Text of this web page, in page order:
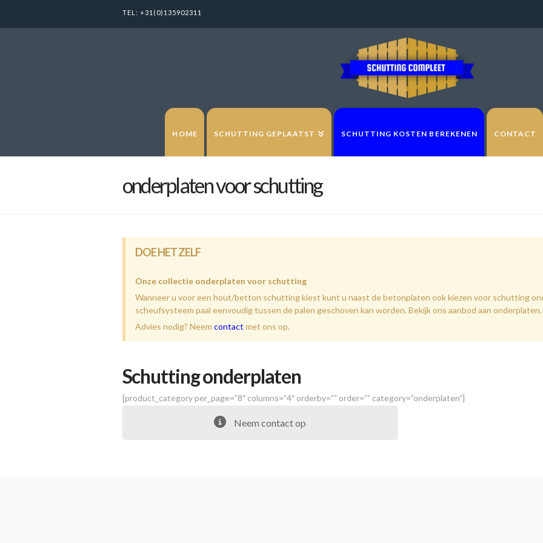
TEL: +31(0)135902311
HOME SCHUTTING GEPLAATST SCHUTTING KOSTEN BEREKENEN CONTACT
onderplaten voor schutting
DOE HET ZELF
Onze collectie onderplaten voor schutting
Wanneer u voor een hout/betton schutting kiest kunt u naast de betonplaten ook kiezen voor schutting
scheufsysteem paal eenvoudig tussen de palen geschoven kan worden. Bekijk ons aanbod aan onderplaten.
Advies nodig? Neem contact met ons op.
Schutting onderplaten
[product_category per_page=”8″ columns=”4″ orderby=”” order=”” category=”onderplaten”]
Neem contact op